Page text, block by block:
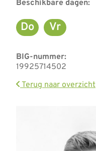
Beschikbare dagen:
Donderdag
Do Vrijdag
Vr
BIG-nummer:
19925714502
Terug naar overzicht